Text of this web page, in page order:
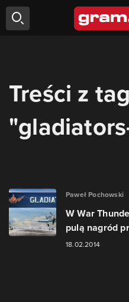
Treści z
Paweł Pochowski
W War
pulą nagród
18.02.2014